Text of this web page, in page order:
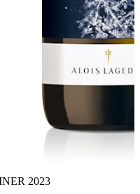
2023